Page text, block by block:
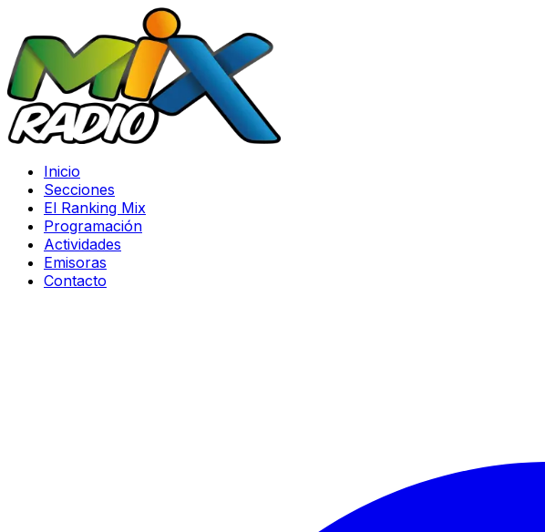
Inicio
Secciones
El Ranking Mix
Programación
Actividades
Emisoras
Contacto